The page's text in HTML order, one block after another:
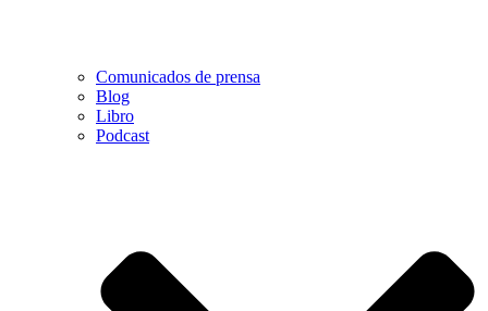
Comunicados de prensa
Blog
Libro
Podcast